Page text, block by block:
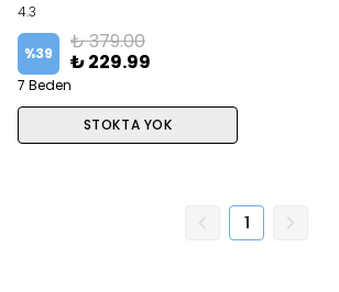
4.3
%39
₺ 379.00
₺ 229.99
7 Beden
STOKTA YOK
1